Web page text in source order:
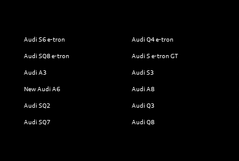
Audi S6 e-tron Audi Q4 e-tron
Audi SQ8 e-tron Audi S e-tron GT
Audi A3 Audi S3
New Audi A6 Audi A8
Audi SQ2 Audi Q3
Audi SQ7 Audi Q8